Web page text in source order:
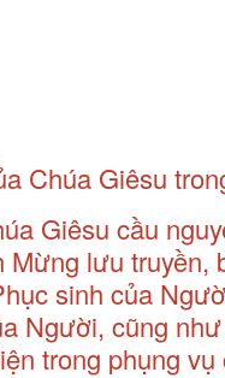
Chúa Giêsu
Giêsu cầu
lưu
sinh của
Người, cũng
trong phụng